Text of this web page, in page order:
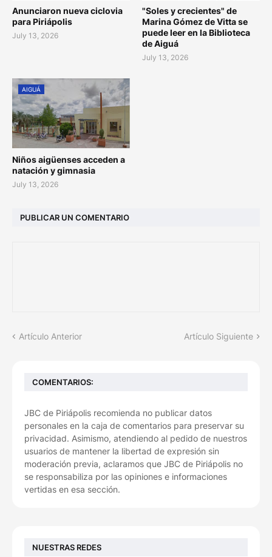
Anunciaron nueva ciclovia
para Piriápolis
July 13, 2026
"Soles y crecientes" de
Marina Gómez de Vitta se
puede leer en la Biblioteca
de Aiguá
July 13, 2026
AIGUÁ
Niños aigüenses acceden a
natación y gimnasia
July 13, 2026
PUBLICAR UN COMENTARIO
Artículo Anterior Artículo Siguiente
COMENTARIOS:
JBC de Piriápolis recomienda no publicar datos
personales en la caja de comentarios para preservar su
privacidad. Asimismo, atendiendo al pedido de nuestros
usuarios de mantener la libertad de expresión sin
moderación previa, aclaramos que JBC de Piriápolis no
se responsabiliza por las opiniones e informaciones
vertidas en esa sección.
NUESTRAS REDES